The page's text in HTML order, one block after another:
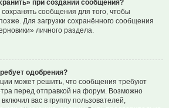
при создании сообщения?
сообщения для того, чтобы
Для загрузки сохранённого сообщения
личного раздела.
одобрения?
может решить, что сообщения требуют
перед отправкой на форум. Возможно
вас в группу пользователей,